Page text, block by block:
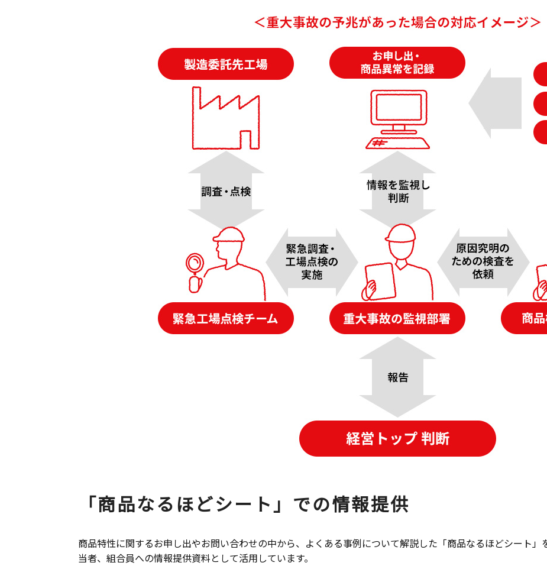
「商品なるほどシート」での情報提供
商品特性に関するお申し出やお問い合わせの中から、よくある事例について解説した「商品なるほどシート
当者、組合員への情報提供資料として活用しています。